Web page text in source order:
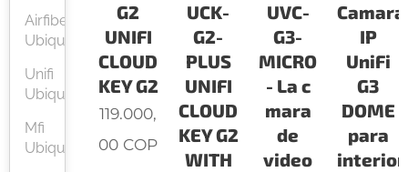
Airfiber
Ubiquiti
Unifi
Ubiquiti
Mfi
Ubiquiti
G2
UNIFI
CLOUD
KEY G2
119.000,
00 COP
UCK-
G2-
PLUS
UNIFI
CLOUD
KEY G2
WITH
UVC-
G3-
MICRO
- La c
mara
de
video
Camara
IP
UniFi
G3
DOME
para
interior